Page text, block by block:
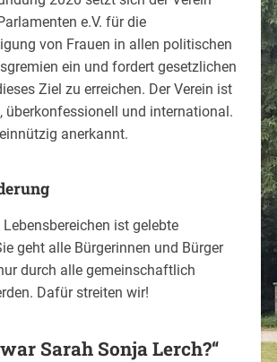
e.V. für die
von Frauen in allen politischen
ein und fordert gesetzlichen
Ziel zu erreichen. Der Verein ist
überkonfessionell und international.
anerkannt.
ist gelebte
geht alle Bürgerinnen und Bürger
durch alle gemeinschaftlich
Dafür streiten wir!
Sarah Sonja Lerch?“